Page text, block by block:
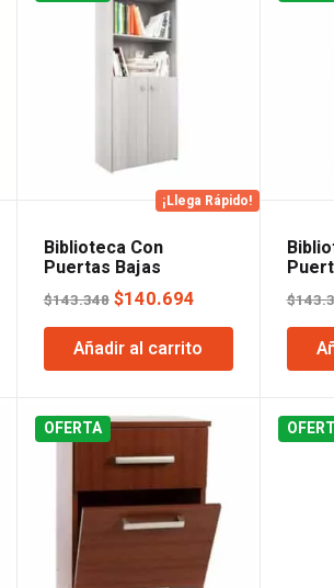
¡Llega Rápido!
Biblioteca Con
Puertas Bajas
Jacaranda Orlandi
$143.348 El
precio
original
era:
$140.694El
precio
actual
es:
Añadir al carrito
$
OFERTA